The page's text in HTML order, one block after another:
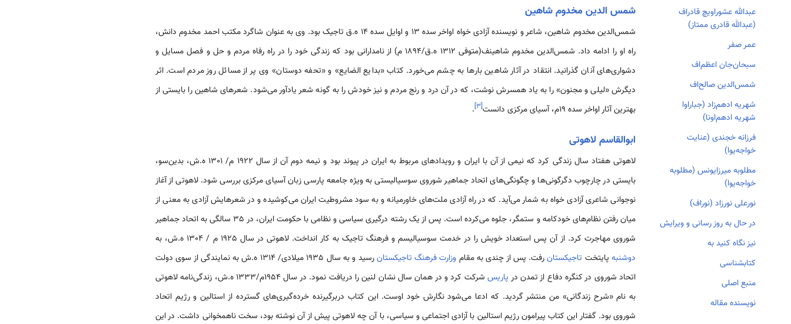
عبدالله عشوراویچ قادراف
(عبدالله قادری ممتاز)
عمر صفر
سبحان‌جان اعظم‌اف
شمس‌الدین صالح‌اف
شهریه ادهم‌زاد (جباراوا
شهریه ادهم‌اونا)
فرزانه خجندی (عنایت
خواجه‌یوا)
مطلوبه میرزایونس (مطلوبه
خواجه‌یوا)
نورعلی نورزاد (نوراف)
در حال به روز رسانی و ویرایش
نیز نگاه کنید به
کتابشناسی
منبع اصلی
نویسنده مقاله
شمس الدین مخدوم شاهین
شمس‌الدین مخدوم شاهین، شاعر و نویسنده آزادی خواه اواخر سده 13 و اوایل سده 14 ه.ق تاجیک بود. وی به عنوان شاگرد مکتب احمد مخدوم دانش،
راه او را ادامه داد. شمس‌الدین مخدوم شاهینف(متوفی 1312 ه.ق/1894 م) از نامدارانی بود که زندگی خود را در راه رفاه مردم و حل و فصل مسایل و
دشواری‌های آنان گذرانید. انتقاد در آثار شاهین بارها به چشم می‌خورد. کتاب «بدایع الضایع» و «تحفه دوستان» وی پر از مسائل روز مردم است. اثر
دیگرش «لیلی و مجنون» را به یاد همسرش نوشت، که در آن درد و رنج مردم و نیز خودش را به گونه شعر یادآور می‌شود. شعرهای شاهین را بایستی از
بهترین آثار اواخر سده 19م، آسیای مرکزی دانست
[۳]
.
ابوالقاسم لاهوتی
لاهوتی هفتاد سال زندگی کرد که نیمی از آن با ایران و رویدادهای مربوط به ایران در پیوند بود و نیمه دوم آن از سال 1922 م/ 1301 ه.ش، بدین‌سو،
بایستی در چارچوب دگرگونی‌ها و چگونگی‌های اتحاد جماهیر شوروی سوسیالیستی به ویژه جامعه پارسی زبان آسیای مرکزی بررسی شود. لاهوتی از آغاز
نوجوانی شاعری آزادی خواه به شمار می‌آید. که در راه آزادی ملت‌های خاورمیانه و به سود مشروطیت ایران می‌کوشیده و در شعرهایش آزادی به معنی از
میان رفتن نظام‌های خودکامه و ستمگر، جلوه می‌کرده است. پس از یک رشته درگیری سیاسی و نظامی با حکومت ایران، در 35 سالگی به اتحاد جماهیر
شوروی مهاجرت کرد. از آن پس استعداد خویش را در خدمت سوسیالیسم و فرهنگ تاجیک به کار انداخت. لاهوتی در سال 1925 م / 1304 ه.ش، به
دوشنبهپایتخت تاجیکستانرفت. پس از چندی به مقام وزارت فرهنگ تاجیکستان
رسید و به سال 1935 میلادی/ 1314 ه.ش به نمایندگی از سوی دولت
اتحاد شوروی در کنگره دفاع از تمدن در پاریس
شرکت کرد و در همان سال نشان لنین را دریافت نمود. در سال 1954م/1333 ه.ش، زندگی‌نامه لاهوتی
به نام «شرح زندگانی» من منتشر گردید. که ادعا می‌شود نگارش خود اوست. این کتاب دربرگیرنده خرده‌گیری‌های گسترده از استالین و رژیم اتحاد
شوروی بود. گفتار این کتاب پیرامون رژیم استالین با آزادی اجتماعی و سیاسی، با آن چه لاهوتی پیش از آن نوشته بود، سخت ناهمخوانی داشت. در این